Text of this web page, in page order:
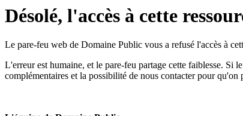
Désolé, l'accès à cette
Le pare-feu web de Domaine Public vous a refusé l'accès à
L'erreur est humaine, et le pare-feu partage cette faiblesse. Si
complémentaires et la possibilité de nous contacter pour qu'on